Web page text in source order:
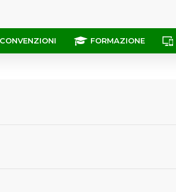
CONVENZIONI FORMAZIONE